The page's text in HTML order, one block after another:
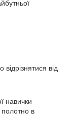
від
навички
в